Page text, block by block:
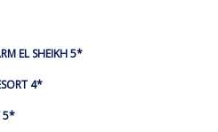
EL SHEIKH 5*
4*
5*